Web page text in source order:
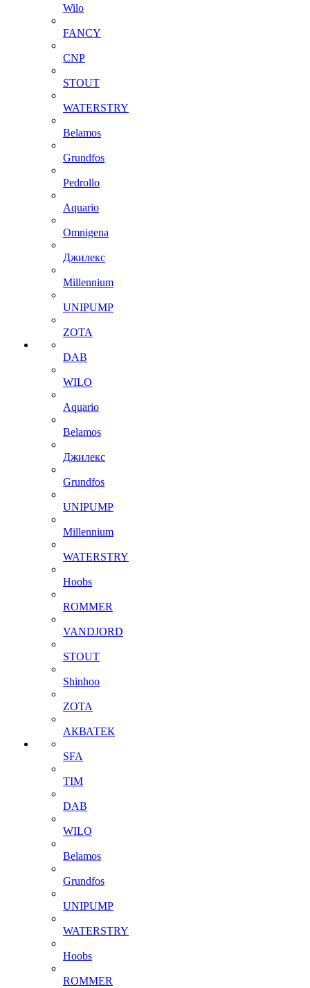
Wilo
FANCY
CNP
STOUT
WATERSTRY
Belamos
Grundfos
Pedrollo
Aquario
Omnigena
Джилекс
Millennium
UNIPUMP
ZOTA
DAB
WILO
Aquario
Belamos
Джилекс
Grundfos
UNIPUMP
Millennium
WATERSTRY
Hoobs
ROMMER
VANDJORD
STOUT
Shinhoo
ZOTA
АКВАТЕК
SFA
TIM
DAB
WILO
Belamos
Grundfos
UNIPUMP
WATERSTRY
Hoobs
ROMMER